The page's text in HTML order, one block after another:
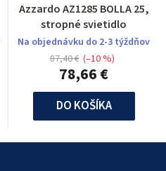
Azzardo AZ1285 BOLLA 25,
stropné svietidlo
Na objednávku do 2-3 týždňov
78,66 €
87,40 € (–10 %)
DO KOŠÍKA